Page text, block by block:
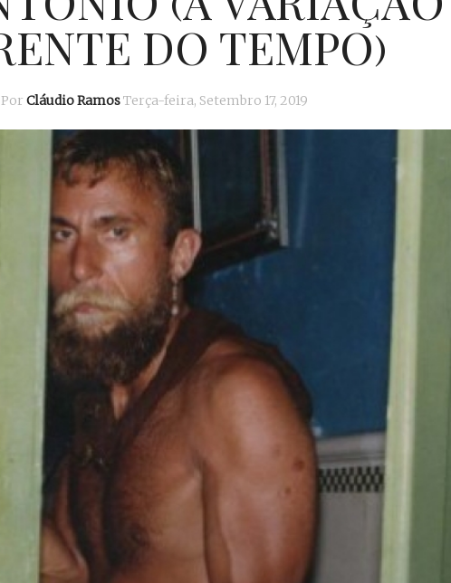
DO TEMPO)
Por Cláudio RamosTerça-feira, Setembro 17, 2019